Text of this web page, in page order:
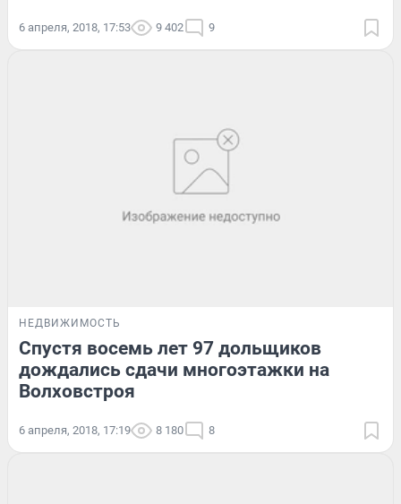
6 апреля, 2018, 17:53 9 402 9
НЕДВИЖИМОСТЬ
Спустя восемь лет 97 дольщиков
дождались сдачи многоэтажки на
Волховстроя
6 апреля, 2018, 17:19 8 180 8